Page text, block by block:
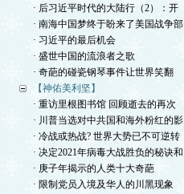
· 后习近平时代的大陆行（2）：开
· 南海中国梦终于盼来了美国战争部
· 习近平的最后机会
· 盛世中国的流浪者之歌
· 奇葩的碰瓷钢琴事件让世界笑翻
【神佑美利坚】
· 重访里根图书馆 回顾逝去的再次
· 川普当选对中共国和海外粉红的影
· 冷战或热战? 世界大势已不可逆转
· 决定2021年病毒大战胜负的秘诀和
· 庚子年揭示的人类十大奇葩
· 限制党员入境及华人的川黑现象